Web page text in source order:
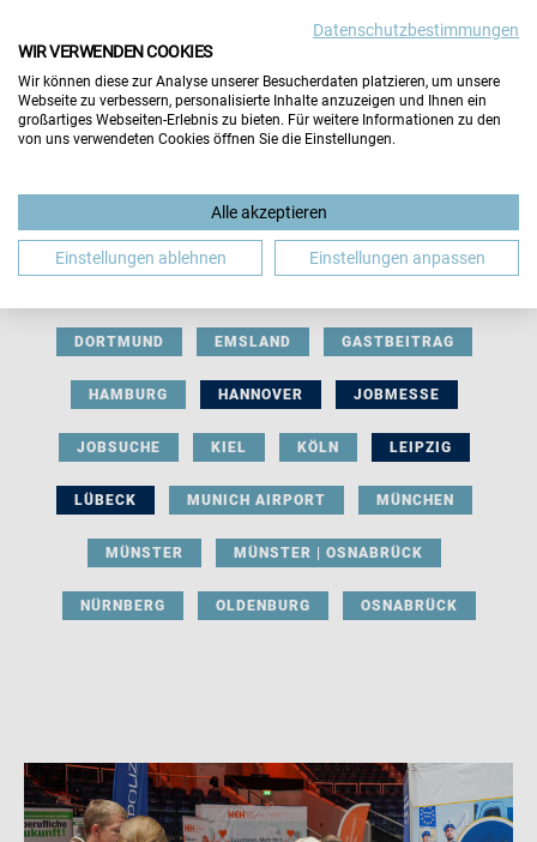
BERUFLICHE ORIENTIERUNG BEWERBUNG
DORTMUND EMSLAND GASTBEITRAG
HAMBURG HANNOVER JOBMESSE
JOBSUCHE KIEL KÖLN LEIPZIG
LÜBECK MUNICH AIRPORT MÜNCHEN
MÜNSTER MÜNSTER | OSNABRÜCK
NÜRNBERG OLDENBURG OSNABRÜCK
Datenschutzbestimmungen
WIR VERWENDEN COOKIES
Wir können diese zur Analyse unserer Besucherdaten platzieren, um unsere
Webseite zu verbessern, personalisierte Inhalte anzuzeigen und Ihnen ein
großartiges Webseiten-Erlebnis zu bieten. Für weitere Informationen zu den
von uns verwendeten Cookies öffnen Sie die Einstellungen.
Alle akzeptieren
Einstellungen ablehnen Einstellungen anpassen